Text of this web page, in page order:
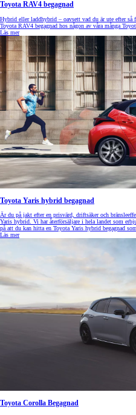
Toyota RAV4 begagnad
Hybrid eller laddhybrid – oavsett vad du är ute efter
Toyota RAV4 begagnad hos någon av våra många
Läs mer
Toyota Yaris hybrid begagnad
Är du på jakt efter en prisvärd, driftsäker och
Yaris hybrid. Vi har återförsäljare i hela landet som
på att du kan hitta en Toyota Yaris hybrid begagnad
Läs mer
Toyota Corolla Begagnad